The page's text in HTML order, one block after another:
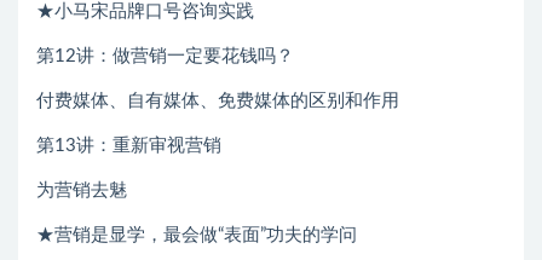
★小马宋品牌口号咨询实践
第12讲：做营销一定要花钱吗？
付费媒体、自有媒体、免费媒体的区别和作用
第13讲：重新审视营销
为营销去魅
★营销是显学，最会做“表面”功夫的学问